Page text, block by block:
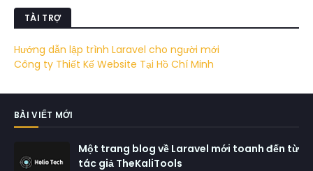
TÀI TRỢ
Hướng dẫn lập trình Laravel cho người mới
Công ty Thiết Kế Website Tại Hồ Chí Minh
BÀI VIẾT MỚI
Một trang blog về Laravel mới toanh đến từ
tác giả TheKaliTools